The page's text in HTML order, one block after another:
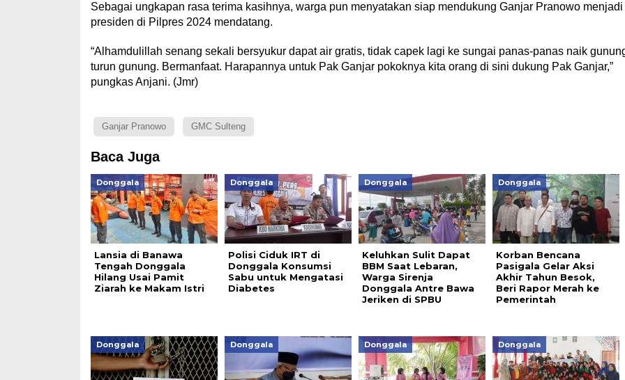
Sebagai ungkapan rasa terima kasihnya, warga pun menyatakan siap mendukung Ganjar Pranowo menjadi
presiden di Pilpres 2024 mendatang.
“Alhamdulillah senang sekali bersyukur dapat air gratis, tidak capek lagi ke sungai panas-panas naik
turun gunung. Bermanfaat. Harapannya untuk Pak Ganjar pokoknya kita orang di sini dukung Pak Ganjar,”
pungkas Anjani. (Jmr)
Ganjar Pranowo GMC Sulteng
Baca Juga
Donggala
Lansia di Banawa
Tengah Donggala
Hilang Usai Pamit
Ziarah ke Makam Istri
Donggala
Polisi Ciduk IRT di
Donggala Konsumsi
Sabu untuk Mengatasi
Diabetes
Donggala
Keluhkan Sulit Dapat
BBM Saat Lebaran,
Warga Sirenja
Donggala Antre Bawa
Jeriken di SPBU
Donggala
Korban Bencana
Pasigala Gelar Aksi
Akhir Tahun Besok,
Beri Rapor Merah ke
Pemerintah
Donggala Donggala Donggala Donggala